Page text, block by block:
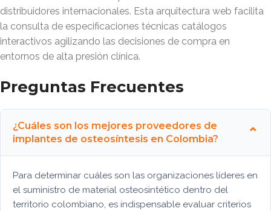
distribuidores internacionales. Esta arquitectura web facilita
la consulta de especificaciones técnicas catálogos
interactivos agilizando las decisiones de compra en
entornos de alta presión clínica.
Preguntas Frecuentes
¿Cuáles son los mejores proveedores de
implantes de osteosíntesis en Colombia?
Para determinar cuáles son las organizaciones líderes en
el suministro de material osteosintético dentro del
territorio colombiano, es indispensable evaluar criterios